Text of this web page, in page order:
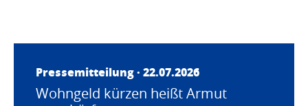
Pressemitteilung · 22.07.2026
Wohngeld kürzen heißt Armut